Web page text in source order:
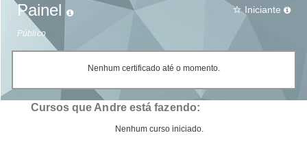
Painel
Público
star_border Iniciante
Nenhum certificado até o momento.
Cursos que Andre está fazendo:
Nenhum curso iniciado.